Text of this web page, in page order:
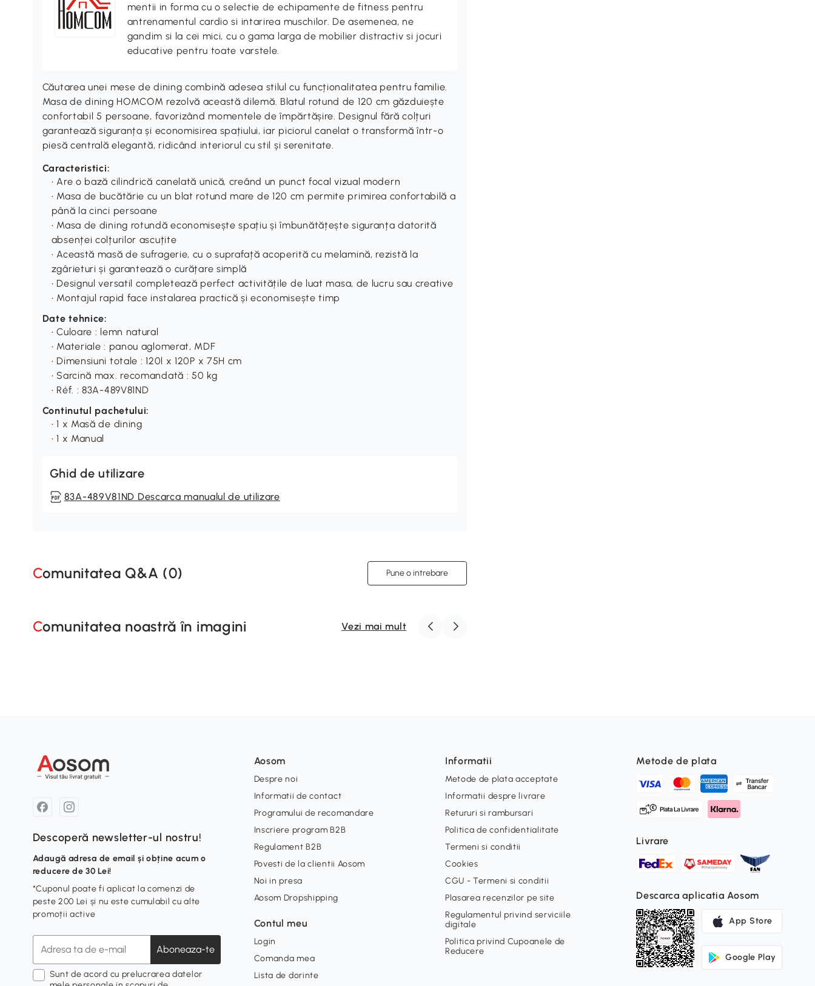
mentii in forma cu o selectie de echipamente de fitness pentru
antrenamentul cardio si intarirea muschilor. De asemenea, ne
gandim si la cei mici, cu o gama larga de mobilier distractiv si jocuri
educative pentru toate varstele.
Căutarea unei mese de dining combină adesea stilul cu funcționalitatea pentru familie.
Masa de dining HOMCOM rezolvă această dilemă. Blatul rotund de 120 cm găzduiește
confortabil 5 persoane, favorizând momentele de împărtășire. Designul fără colțuri
garantează siguranța și economisirea spațiului, iar piciorul canelat o transformă într-o
piesă centrală elegantă, ridicând interiorul cu stil și serenitate.
Caracteristici:
• Are o bază cilindrică canelată unică, creând un punct focal vizual modern
• Masa de bucătărie cu un blat rotund mare de 120 cm permite primirea confortabilă a
până la cinci persoane
• Masa de dining rotundă economisește spațiu și îmbunătățește siguranța datorită
absenței colțurilor ascuțite
• Această masă de sufragerie, cu o suprafață acoperită cu melamină, rezistă la
zgârieturi și garantează o curățare simplă
• Designul versatil completează perfect activitățile de luat masa, de lucru sau creative
• Montajul rapid face instalarea practică și economisește timp
Date tehnice:
• Culoare : lemn natural
• Materiale : panou aglomerat, MDF
• Dimensiuni totale : 120l x 120P x 75H cm
• Sarcină max. recomandată : 50 kg
• Réf. : 83A-489V81ND
Continutul pachetului:
• 1 x Masă de dining
• 1 x Manual
Ghid de utilizare
83A-489V81ND Descarca manualul de utilizare
Comunitatea Q&A (0) Pune o intrebare
Comunitatea noastră în imagini Vezi mai mult
Descoperă newsletter-ul nostru!
Adaugă adresa de email și obține acum o
reducere de 30 Lei!
*Cuponul poate fi aplicat la comenzi de
peste 200 Lei și nu este cumulabil cu alte
promoții active
Aboneaza-te
Sunt de acord cu prelucrarea datelor
Aosom
Despre noi
Informatii de contact
Programului de recomandare
Inscriere program B2B
Regulament B2B
Povesti de la clientii Aosom
Noi in presa
Aosom Dropshipping
Contul meu
Login
Comanda mea
Lista de dorinte
Informatii
Metode de plata acceptate
Informatii despre livrare
Retururi si rambursari
Politica de confidentialitate
Termeni si conditii
Cookies
CGU - Termeni si conditii
Plasarea recenzilor pe site
Regulamentul privind serviciile
digitale
Politica privind Cupoanele de
Reducere
Metode de plata
Livrare
Descarca aplicatia Aosom
App Store
Google Play